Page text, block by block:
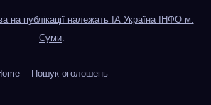
на публікації належать ІА Україна ІНФО м.
Суми.
Пошук оголошень